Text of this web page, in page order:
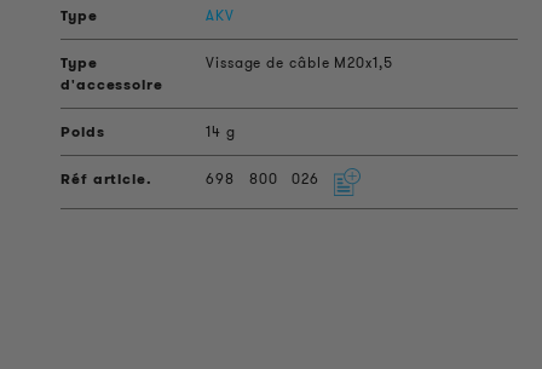
AKV
Vissage de câble M20x1,5
14 g
698 800 026